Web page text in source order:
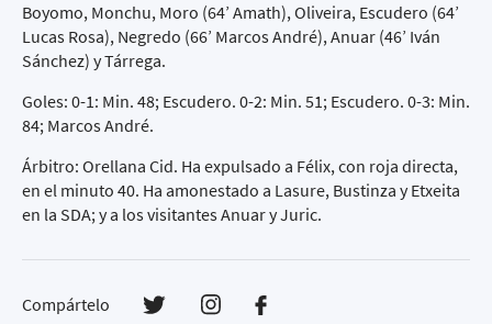
Boyomo, Monchu, Moro (64’ Amath), Oliveira, Escudero (64’
Lucas Rosa), Negredo (66’ Marcos André), Anuar (46’ Iván
Sánchez) y Tárrega.
Goles: 0-1: Min. 48; Escudero. 0-2: Min. 51; Escudero. 0-3: Min.
84; Marcos André.
Árbitro: Orellana Cid. Ha expulsado a Félix, con roja directa,
en el minuto 40. Ha amonestado a Lasure, Bustinza y Etxeita
en la SDA; y a los visitantes Anuar y Juric.
Compártelo